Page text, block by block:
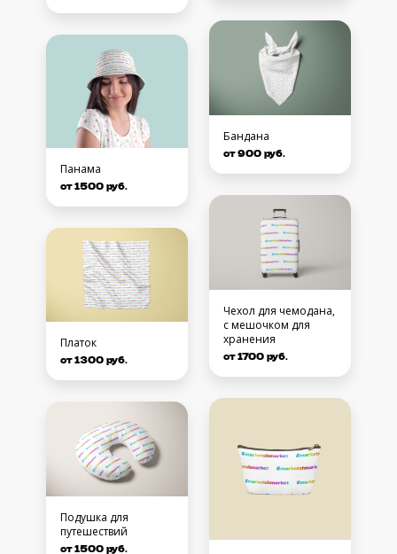
Панама
от 1500 руб.
Платок
от 1300 руб.
Подушка для
путешествий
от 1500 руб.
Бандана
от 900 руб.
Чехол для чемодана,
с мешочком для
хранения
от 1700 руб.